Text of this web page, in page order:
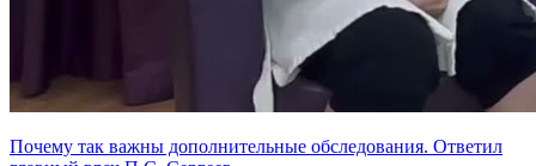
Почему так важны дополнительные обследования. Ответил